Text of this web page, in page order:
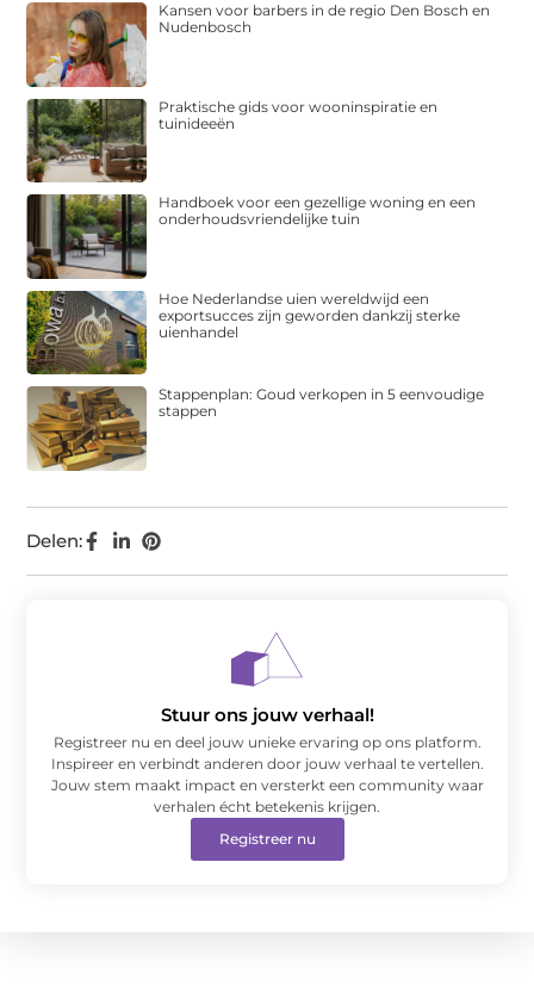
Delen:
Kansen voor barbers in de regio Den Bosch en
Nudenbosch
Praktische gids voor wooninspiratie en
tuinideeën
Handboek voor een gezellige woning en een
onderhoudsvriendelijke tuin
Hoe Nederlandse uien wereldwijd een
exportsucces zijn geworden dankzij sterke
uienhandel
Stappenplan: Goud verkopen in 5 eenvoudige
stappen
Stuur ons jouw verhaal!
Registreer nu en deel jouw unieke ervaring op ons platform.
Inspireer en verbindt anderen door jouw verhaal te vertellen.
Jouw stem maakt impact en versterkt een community waar
verhalen écht betekenis krijgen.
Registreer nu